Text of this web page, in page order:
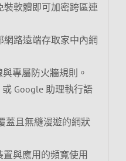
裝軟體即可加密跨區連
網路遠端存取家中內網
專屬防火牆規則。
Google 助理執行語
蓋且無縫漫遊的網狀
與應用的頻寬使用